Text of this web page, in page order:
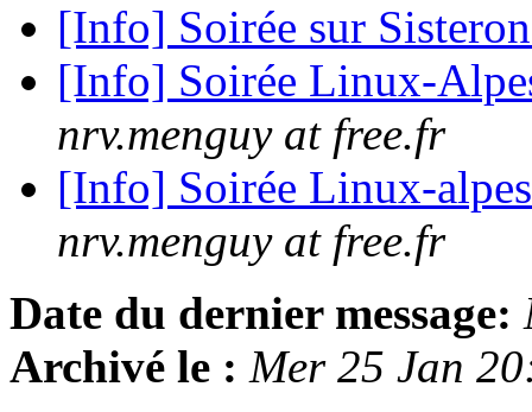
[Info] Soirée sur
[Info] Soirée Linux-
nrv.menguy at free.fr
[Info] Soirée Linux-
nrv.menguy at free.fr
Date du dernier message:
Archivé le : Mer 25 Jan